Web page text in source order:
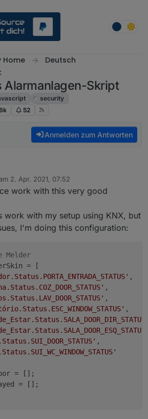
Home
Deutsch
Alarmanlagen-Skript
security
52
Anmelden zum Antworten
2. Apr. 2021, 07:52
von
work with this very good
work with my setup using KNX, but
I'm doing this configuration:
= [
,
,
,
,
,
= [];